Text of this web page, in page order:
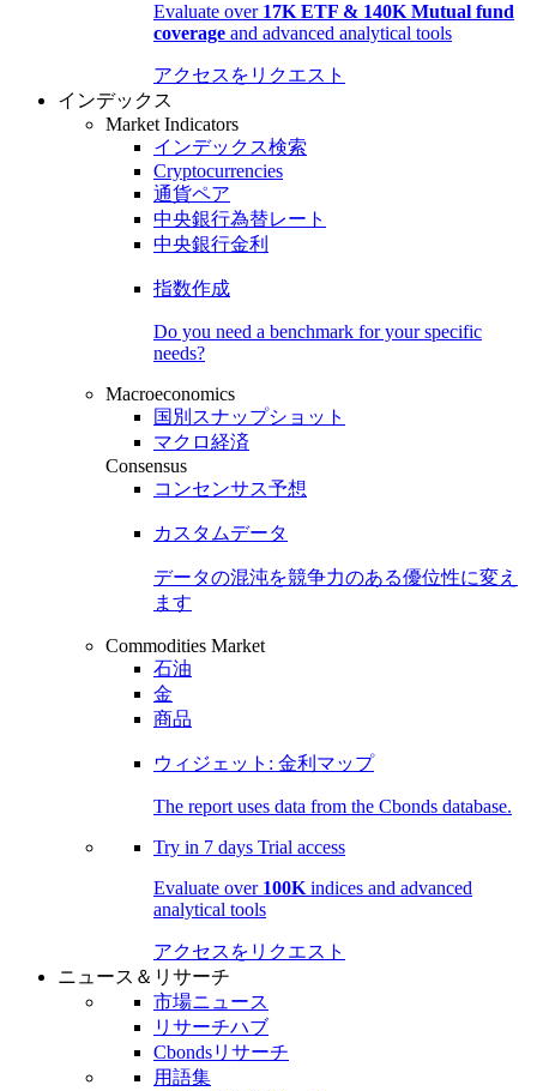
Evaluate over 17K ETF & 140K Mutual fund
coverage and advanced analytical tools
アクセスをリクエスト
インデックス
Market Indicators
インデックス検索
Cryptocurrencies
通貨ペア
中央銀行為替レート
中央銀行金利
指数作成
Do you need a benchmark for your specific
needs?
Macroeconomics
国別スナップショット
マクロ経済
Consensus
コンセンサス予想
カスタムデータ
データの混沌を競争力のある優位性に変え
ます
Commodities Market
石油
金
商品
ウィジェット: 金利マップ
The report uses data from the Cbonds database.
Try in 7 days Trial access
Evaluate over 100K indices and advanced
analytical tools
アクセスをリクエスト
ニュース＆リサーチ
市場ニュース
リサーチハブ
Cbondsリサーチ
用語集